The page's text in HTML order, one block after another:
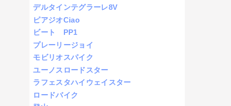
デルタインテグラーレ8V
ピアジオCiao
ビート PP1
プレーリージョイ
モビリオスパイク
ユーノスロードスター
ラフェスタハイウェイスター
ロードバイク